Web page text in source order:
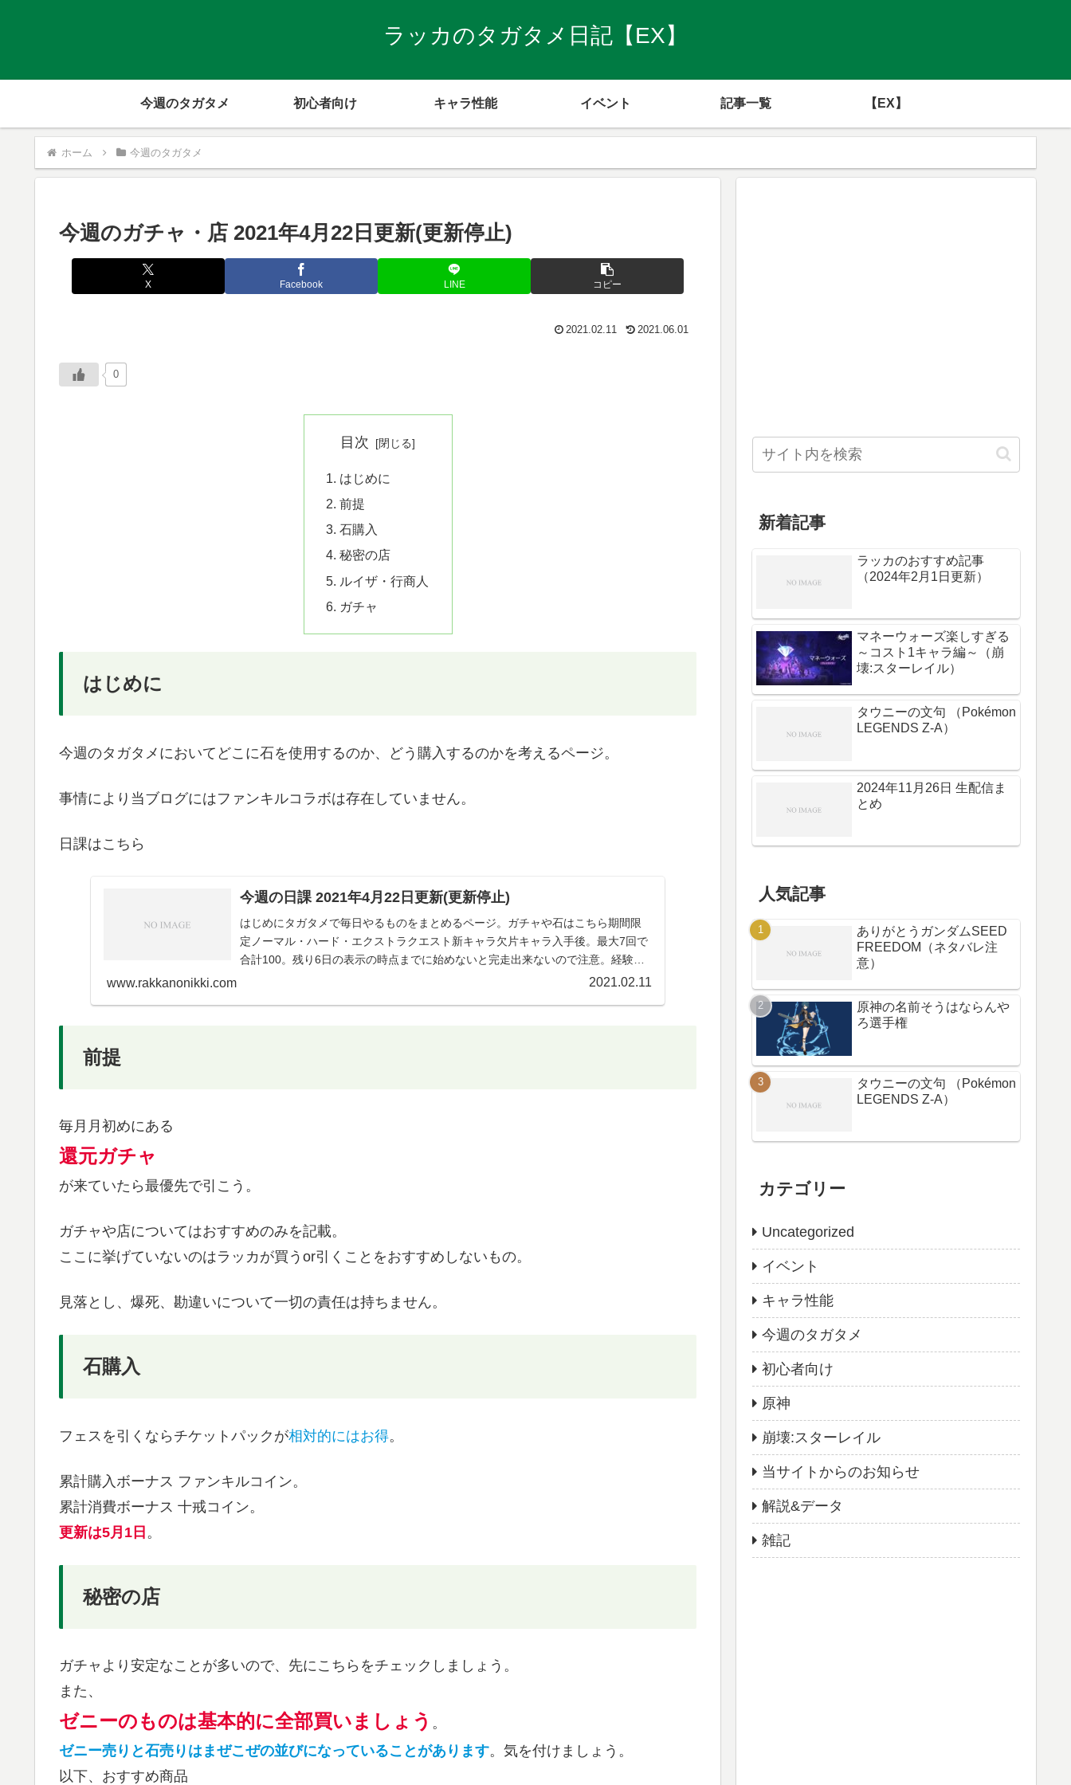
ラッカのタガタメ日記【EX】
今週のタガタメ 初心者向け キャラ性能 イベント 記事一覧 【EX】
ホーム 今週のタガタメ
今週のガチャ・店 2021年4月22日更新(更新停止)
X Facebook LINE コピー
2021.02.11 2021.06.01
0
目次
はじめに
前提
石購入
秘密の店
ルイザ・行商人
ガチャ
はじめに
今週のタガタメにおいてどこに石を使用するのか、どう購入するのかを考えるページ。
事情により当ブログにはファンキルコラボは存在していません。
日課はこちら
今週の日課 2021年4月22日更新(更新停止)
はじめにタガタメで毎日やるものをまとめるページ。ガチャや石はこちら期間限
定ノーマル・ハード・エクストラクエスト新キャラ欠片キャラ入手後。最大7回で
合計100。残り6日の表示の時点までに始めないと完走出来ないので注意。経験値
www.rakkanonikki.com 2021.02.11
前提
毎月月初めにある
還元ガチャ
が来ていたら最優先で引こう。
ガチャや店についてはおすすめのみを記載。
ここに挙げていないのはラッカが買うor引くことをおすすめしないもの。
見落とし、爆死、勘違いについて一切の責任は持ちません。
石購入
フェスを引くならチケットパックが相対的にはお得。
累計購入ボーナス ファンキルコイン。
累計消費ボーナス 十戒コイン。
更新は5月1日 。
秘密の店
ガチャより安定なことが多いので、先にこちらをチェックしましょう。
また、
ゼニーのものは基本的に全部買いましょう 。
ゼニー売りと石売りはまぜこぜの並びになっていることがあります。気を付けましょう。
以下、おすすめ商品
新着記事
ラッカのおすすめ記事
（2024年2月1日更新）
マネーウォーズ楽しすぎる
～コスト1キャラ編～（崩
壊:スターレイル）
タウニーの文句 （Pokémon
LEGENDS Z-A）
2024年11月26日 生配信ま
とめ
人気記事
ありがとうガンダムSEED
FREEDOM（ネタバレ注
意）
原神の名前そうはならんや
ろ選手権
タウニーの文句 （Pokémon
LEGENDS Z-A）
カテゴリー
Uncategorized
イベント
キャラ性能
今週のタガタメ
初心者向け
原神
崩壊:スターレイル
当サイトからのお知らせ
解説&データ
雑記